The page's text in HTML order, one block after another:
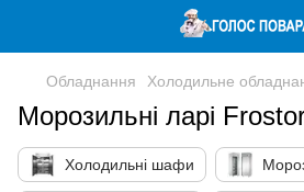
Обладнання Холодильне
Морозильні ларі
Холодильні шафи